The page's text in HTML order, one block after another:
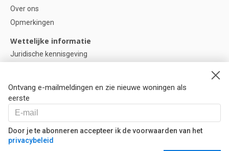
Ontvang e-mailmeldingen en zie nieuwe woningen als
eerste
Door je te abonneren accepteer ik de voorwaarden van het
privacybeleid
Over ons
Opmerkingen
Wettelijke informatie
Juridische kennisgeving
Cookie instellingen
Help
Vragen
Onze partners